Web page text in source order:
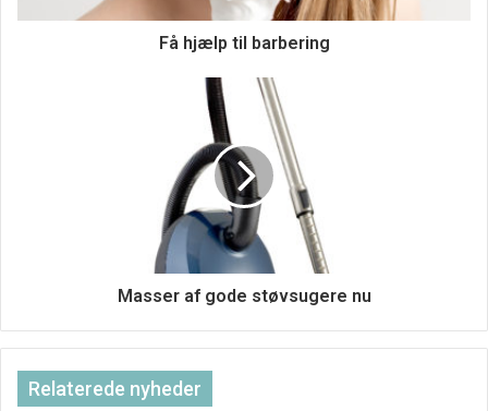
Gode priser på vaskeri nu
Leder man efter de rette priser på vaskeri og
Få hjælp til barbering
Masser af gode støvsugere nu
Relaterede nyheder